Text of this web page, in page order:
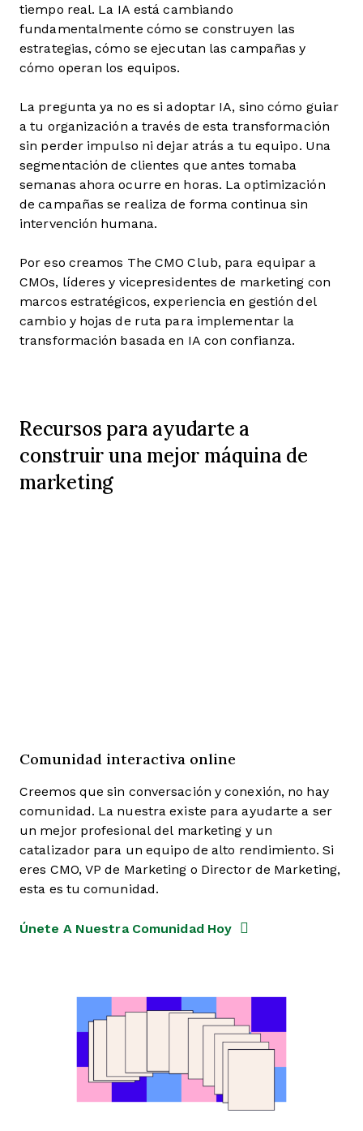
tiempo real. La IA está cambiando
fundamentalmente cómo se construyen las
estrategias, cómo se ejecutan las campañas y
cómo operan los equipos.
La pregunta ya no es si adoptar IA, sino cómo guiar
a tu organización a través de esta transformación
sin perder impulso ni dejar atrás a tu equipo. Una
segmentación de clientes que antes tomaba
semanas ahora ocurre en horas. La optimización
de campañas se realiza de forma continua sin
intervención humana.
Por eso creamos The CMO Club, para equipar a
CMOs, líderes y vicepresidentes de marketing con
marcos estratégicos, experiencia en gestión del
cambio y hojas de ruta para implementar la
transformación basada en IA con confianza.
Recursos para ayudarte a
construir una mejor máquina de
marketing
Comunidad interactiva online
Creemos que sin conversación y conexión, no hay
comunidad. La nuestra existe para ayudarte a ser
un mejor profesional del marketing y un
catalizador para un equipo de alto rendimiento. Si
eres CMO, VP de Marketing o Director de Marketing,
esta es tu comunidad.
Únete A Nuestra Comunidad Hoy